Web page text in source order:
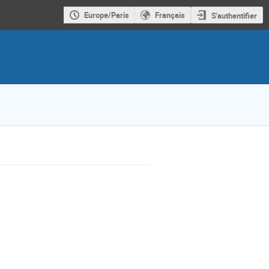
Europe/Paris Français S'authentifier